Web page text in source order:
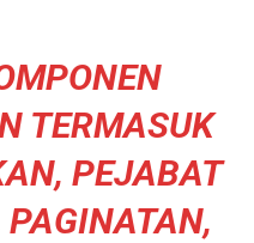
TERMASUK
PEJABAT